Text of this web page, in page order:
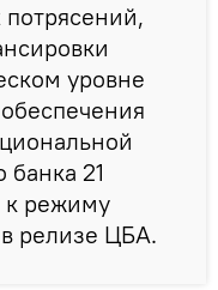
уровне
21
к режиму
релизе ЦБА.